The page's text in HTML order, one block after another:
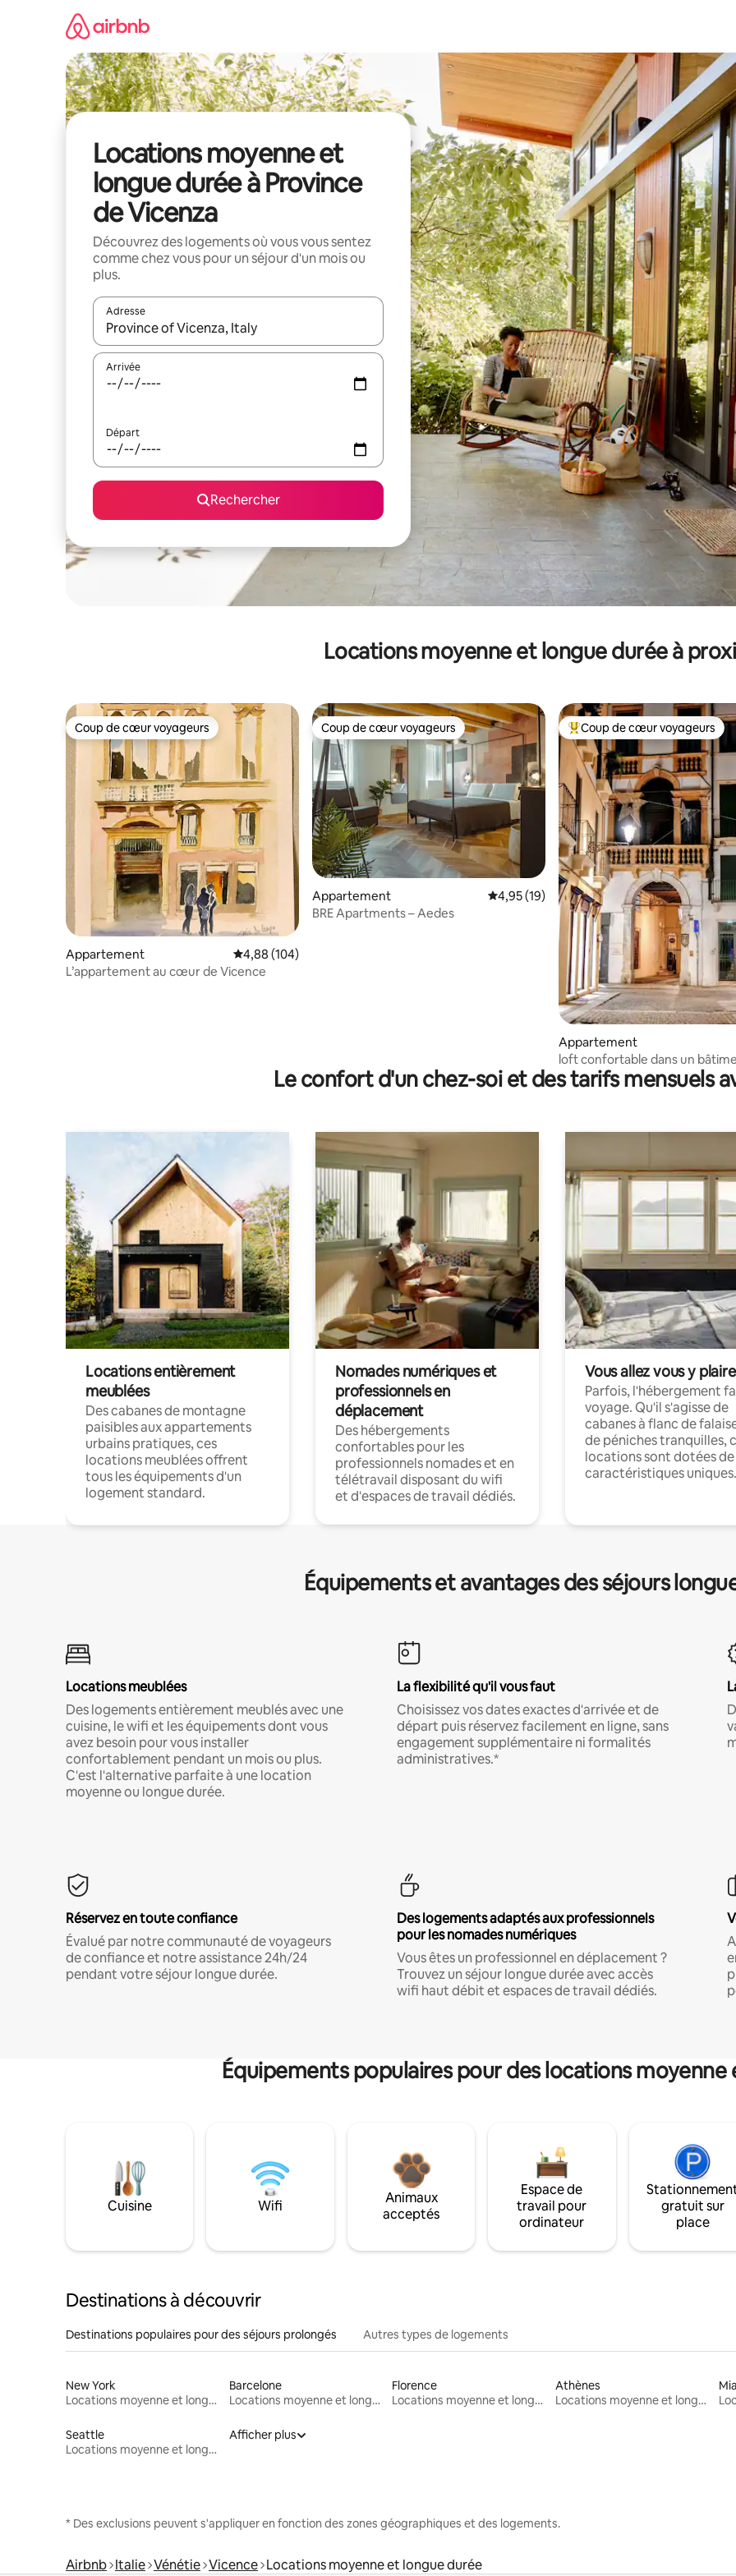
Locations moyenne et
longue durée à Province
de Vicenza
Découvrez des logements où vous vous sentez
comme chez vous pour un séjour d'un mois ou
plus.
Adresse
Lorsque les résultats s'affichent, utilisez les flèches vers le haut et vers le bas pour les parcourir ou en appuyant et en
Arrivée
Départ
Rechercher
Locations moyenne et longue durée à
Coup de cœur voyageurs
Coup de cœur voyageurs
Appartement Évaluation moyenne sur la base de 104 commentaires : 4,88 sur 5
4,88 (104)
L’appartement au cœur de Vicence
Coup de cœur voyageurs
Coup de cœur voyageurs
Appartement Évaluation moyenne sur la base de 19
4,95 (19)
BRE Apartments – Aedes
Coups de cœur voyageurs les
Coup de cœur voyageurs
Appartement
loft confortable dans un
historique, centre-ville de
Le confort d'un chez-soi et des tarifs mensuels
Locations entièrement
meublées
Des cabanes de montagne
paisibles aux appartements
urbains pratiques, ces
locations meublées offrent
tous les équipements d'un
logement standard.
Nomades numériques et
professionnels en
déplacement
Des hébergements
confortables pour les
professionnels nomades et en
télétravail disposant du wifi
et d'espaces de travail dédiés.
Vous allez vous y plaire
Parfois, l'hébergement
voyage. Qu'il s'agisse de
cabanes à flanc de
de péniches tranquilles,
locations sont dotées de
caractéristiques uniques.
Équipements et avantages des séjours
Locations meublées
Des logements entièrement meublés avec une
cuisine, le wifi et les équipements dont vous
avez besoin pour vous installer
confortablement pendant un mois ou plus.
C'est l'alternative parfaite à une location
moyenne ou longue durée.
La flexibilité qu'il vous faut
Choisissez vos dates exactes d'arrivée et de
départ puis réservez facilement en ligne, sans
engagement supplémentaire ni formalités
administratives.*
Réservez en toute confiance
Évalué par notre communauté de voyageurs
de confiance et notre assistance 24h/24
pendant votre séjour longue durée.
Des logements adaptés aux professionnels
pour les nomades numériques
Vous êtes un professionnel en déplacement ?
Trouvez un séjour longue durée avec accès
wifi haut débit et espaces de travail dédiés.
Équipements populaires pour des locations
Cuisine Wifi
Animaux
acceptés
Espace de
travail pour
ordinateur
gratuit sur
place
Destinations à découvrir
Destinations populaires pour des séjours prolongés Autres types de logements
New York
Locations moyenne et longue durée
Barcelone
Locations moyenne et longue durée
Florence
Locations moyenne et longue durée
Athènes
Locations moyenne et longue durée
Seattle
Locations moyenne et longue durée
Afficher plus
* Des exclusions peuvent s'appliquer en fonction des zones géographiques et des logements.
Airbnb Italie Vénétie Vicence Locations moyenne et longue durée